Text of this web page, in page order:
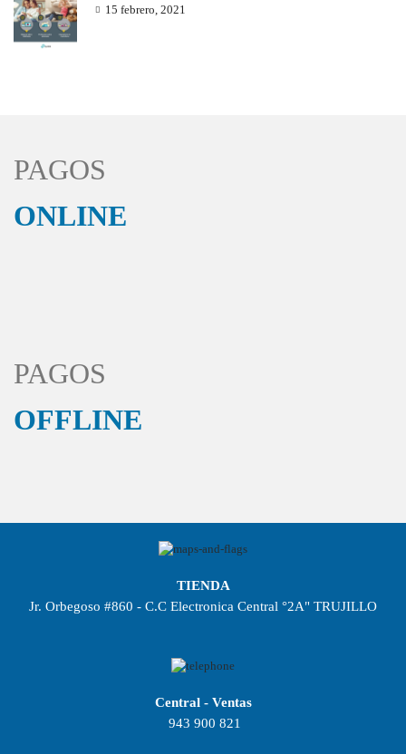
15 febrero, 2021
PAGOS
ONLINE
PAGOS
OFFLINE
TIENDA
Jr. Orbegoso #860 - C.C Electronica Central °2A" TRUJILLO
Central - Ventas
943 900 821